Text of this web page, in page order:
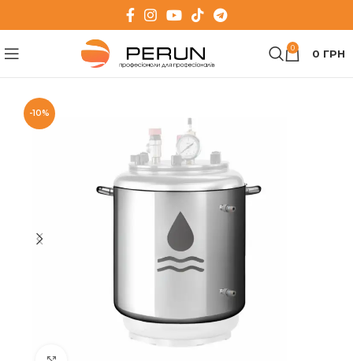
0 0 ГРН
-10%